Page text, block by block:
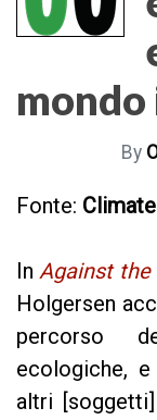
mondo
By
Fonte:
InAgainst the
Holgersen
percorso
ecologiche,
altri